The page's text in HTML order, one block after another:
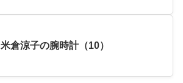
米倉涼子の腕時計（10）